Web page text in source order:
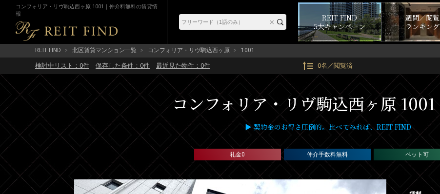
コンフォリア・リヴ駒込西ヶ原 1001｜仲介料無料の賃貸情
報
REIT FIND
5大キャンペーン
週間／閲覧
ランキング
REIT FIND 北区賃貸マンション一覧 コンフォリア・リヴ駒込西ヶ原 1001
検討中リスト： 0件 保存した条件： 0件 最近見た物件： 0件 0名／閲覧済
コンフォリア・リヴ駒込西ヶ原 1001
▶ 契約金のお得さ圧倒的。比べてみれば、REIT FIND
礼金0 仲介手数料無料 ペット可